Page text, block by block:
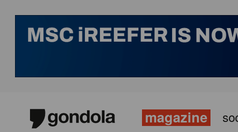
magazine